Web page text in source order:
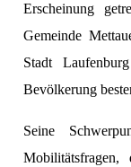
Erscheinung
Gemeinde
Stadt
Bevölkerung
Seine